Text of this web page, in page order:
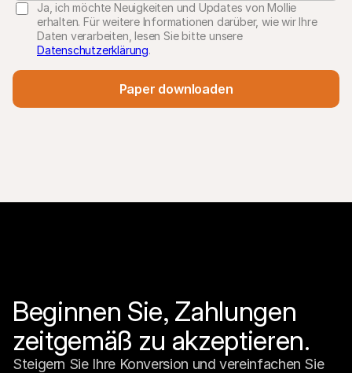
Ja, ich möchte Neuigkeiten und Updates von Mollie
erhalten. Für weitere Informationen darüber, wie wir Ihre
Daten verarbeiten, lesen Sie bitte unsere
Datenschutzerklärung.
Paper downloaden
Beginnen Sie, Zahlungen
zeitgemäß zu akzeptieren.
Steigern Sie Ihre Konversion und vereinfachen Sie